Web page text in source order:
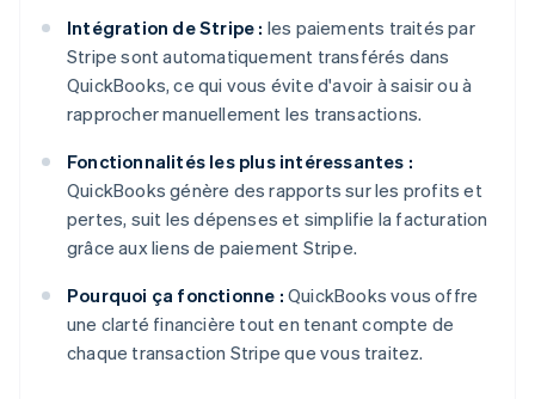
Intégration de Stripe : les paiements traités par
Stripe sont automatiquement transférés dans
QuickBooks, ce qui vous évite d'avoir à saisir ou à
rapprocher manuellement les transactions.
Fonctionnalités les plus intéressantes :
QuickBooks génère des rapports sur les profits et
pertes, suit les dépenses et simplifie la facturation
grâce aux liens de paiement Stripe.
Pourquoi ça fonctionne : QuickBooks vous offre
une clarté financière tout en tenant compte de
chaque transaction Stripe que vous traitez.